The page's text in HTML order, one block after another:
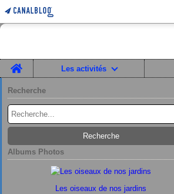
Home
Les activités
Recherche
Albums Photos
Les oiseaux de nos jardins